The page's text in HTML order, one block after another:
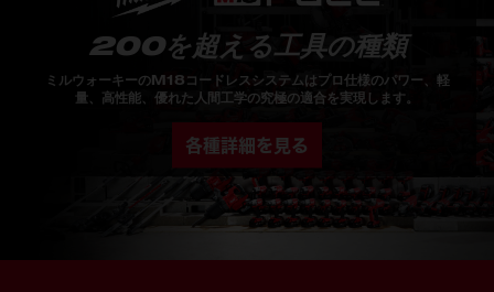
200を超える工具の種類
ミルウォーキーのM18コードレスシステムはプロ仕様のパワー、軽
量、高性能、優れた人間工学の究極の適合を実現します。
各種詳細を見る